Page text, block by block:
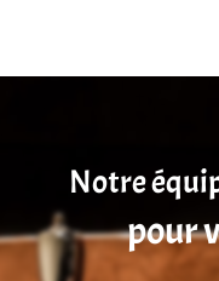
Notre
pour